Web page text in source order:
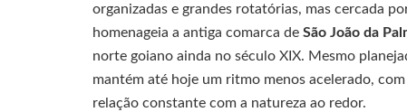
organizadas e grandes rotatórias, mas cercada
homenageia a antiga comarca de São João da
norte goiano ainda no século XIX. Mesmo
mantém até hoje um ritmo menos acelerado,
relação constante com a natureza ao redor.